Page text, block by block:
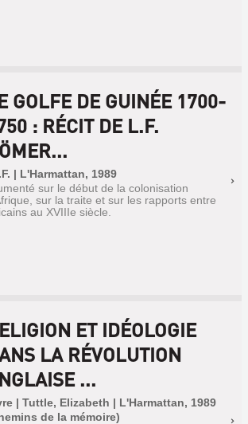
GOLFE DE GUINÉE 1700-
: RÉCIT DE L.F.
| L'Harmattan, 1989
sur le début de la colonisation
sur la traite et sur les rapports entre
au XVIIIe siècle.
ET IDÉOLOGIE
LA RÉVOLUTION
...
| Tuttle, Elizabeth | L'Harmattan, 1989
de la mémoire)